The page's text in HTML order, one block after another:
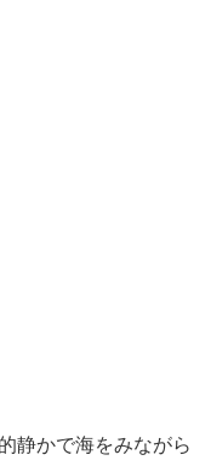
静かで海をみながら